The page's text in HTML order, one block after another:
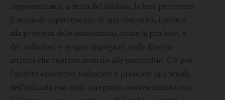
rappresentano, a detta del sindaco, le basi per creare
il senso di appartenenza di una comunità, insieme
alla presenza delle associazioni, come la pro loco, e
dei volontari e gruppi impegnati nelle diverse
attività che ruotano attorno alle parrocchie. C’è poi
l’ambito educativo scolastico: è presente una scuola
dell’infanzia con nido integrato, convenzionata con